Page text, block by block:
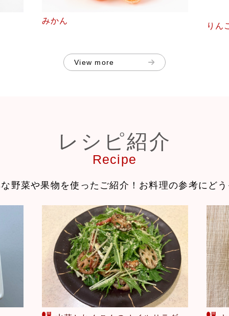
みかん
りん
View more
レシピ紹介
Recipe
野菜や果物を使ったご紹介！ お料理の参考にど